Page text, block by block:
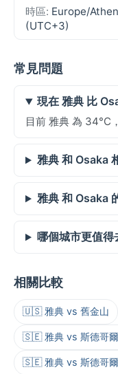
時區: Europe/
(UTC+3)
常見問題
現在 雅典 比
目前 雅典 為 34°C
雅典 和 Osaka
雅典 和 Osaka
哪個城市更值得
相關比較
🇺🇸 雅典 vs 舊金山
🇸🇪 雅典 vs 斯德哥
🇸🇪 雅典 vs 斯德哥